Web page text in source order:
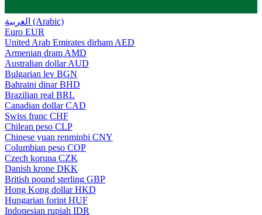
العربية (Arabic)
Euro EUR
United Arab Emirates dirham AED
Armenian dram AMD
Australian dollar AUD
Bulgarian lev BGN
Bahraini dinar BHD
Brazilian real BRL
Canadian dollar CAD
Swiss franc CHF
Chilean peso CLP
Chinese yuan renminbi CNY
Columbian peso COP
Czech koruna CZK
Danish krone DKK
British pound sterling GBP
Hong Kong dollar HKD
Hungarian forint HUF
Indonesian rupiah IDR